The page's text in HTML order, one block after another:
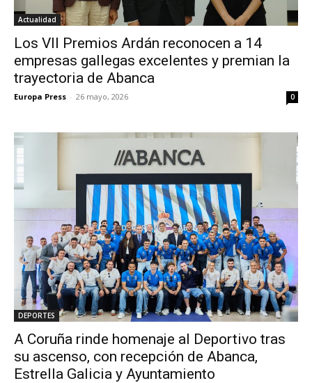
Actualidad
Los VII Premios Ardán reconocen a 14
empresas gallegas excelentes y premian la
trayectoria de Abanca
Europa Press - 26 mayo, 2026 0
DEPORTES
A Coruña rinde homenaje al Deportivo tras
su ascenso, con recepción de Abanca,
Estrella Galicia y Ayuntamiento